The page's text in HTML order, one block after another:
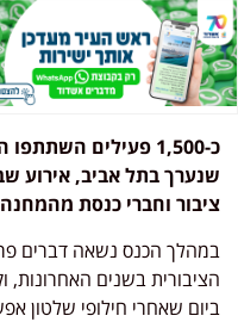
כ-1,500 פעילים
שנערך בתל אביב, אירוע
ציבור וחברי כנסת
במהלך הכנס נשאה דברים
הציבורית בשנים
ביום שאחרי חילופי שלטון